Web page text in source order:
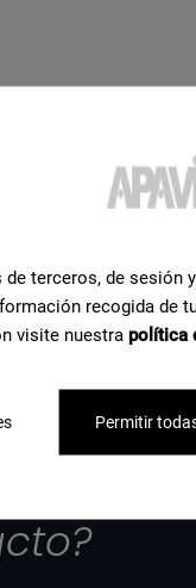
o
terceros, de
recogida de
visite nuestra política
Permitir